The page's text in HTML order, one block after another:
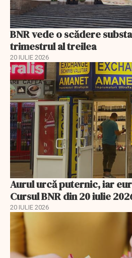
BNR vede o scădere
trimestrul al treilea
20 IULIE 2026
Aurul urcă puternic, iar
Cursul BNR din 20 iulie
20 IULIE 2026